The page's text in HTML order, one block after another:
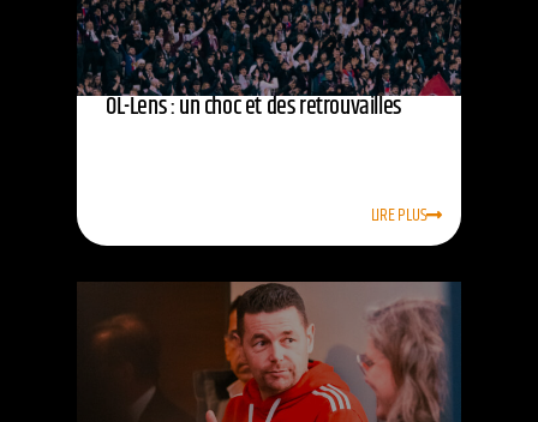
OL-Lens : un choc et des retrouvailles
LIRE PLUS